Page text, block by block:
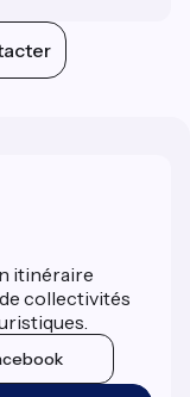
itinéraire
collectivités